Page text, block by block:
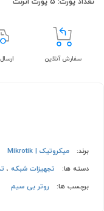
سفارش آنلاین
برند:
میکروتیک | Mikrotik
دسته ها:
تجهیزات شبکه،
برچسب ها:
روتر بی سیم